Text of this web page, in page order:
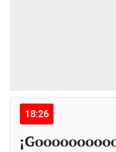
18:26